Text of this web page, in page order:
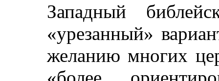
Западный
«урезанный»
желанию многих